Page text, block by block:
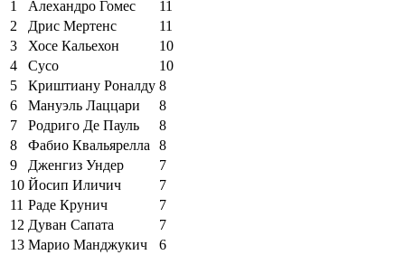
1
Алехандро Гомес
11
2
Дрис Мертенс
11
3
Хосе Кальехон
10
4
Сусо
10
5
Криштиану Роналду 8
6
Мануэль Лаццари
8
7
Родриго Де Пауль
8
8
Фабио Квальярелла
8
9
Дженгиз Ундер
7
10 Йосип Иличич
7
11 Раде Крунич
7
12 Дуван Сапата
7
13 Марио Манджукич
6